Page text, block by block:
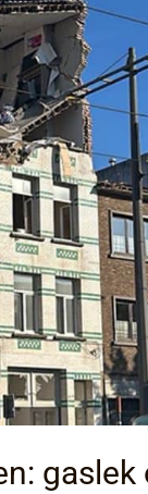
gaslek